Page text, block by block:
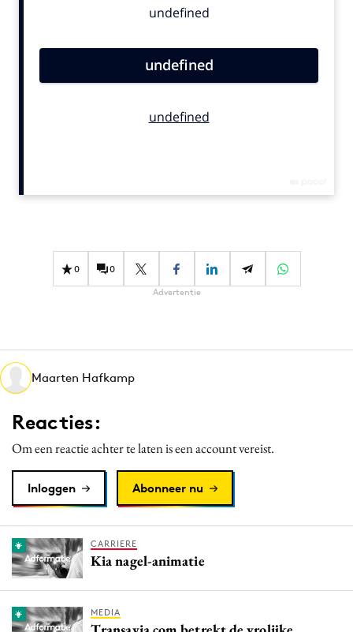
Contentmarketing
Effectiviteit
Gedragsverandering
Martech
Media
Merkstrategie
PR
Programmatic
Reputatie & crisis
0 0
Advertentie
Maarten Hafkamp
Reacties:
Om een reactie achter te laten is een account vereist.
Inloggen Abonneer nu
CARRIERE
Kia nagel-animatie
MEDIA